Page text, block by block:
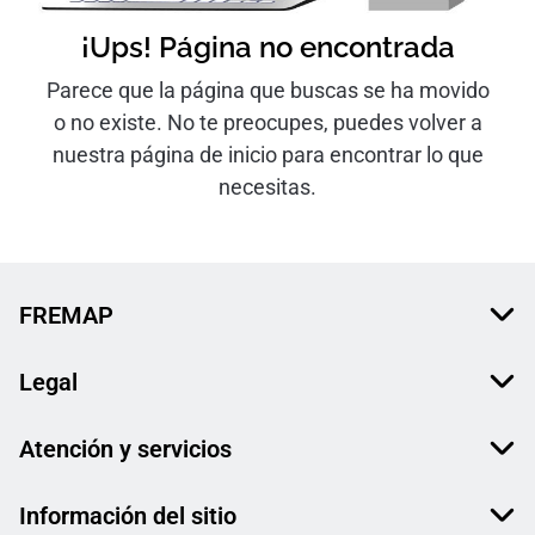
¡Ups! Página no encontrada
Parece que la página que buscas se ha movido
o no existe. No te preocupes, puedes volver a
nuestra página de inicio para encontrar lo que
necesitas.
FREMAP
Legal
Atención y servicios
Información del sitio